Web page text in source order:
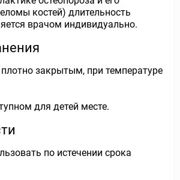
костей) длительность
врачом индивидуально.
закрытым, при температуре
для детей месте.
по истечении срока